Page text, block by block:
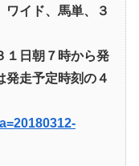
ワイド、馬単、３
１日朝７時から発
発走予定時刻の４